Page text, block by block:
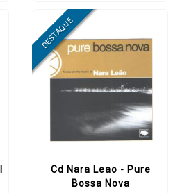
Cd Nara Leao - Pure
Bossa Nova